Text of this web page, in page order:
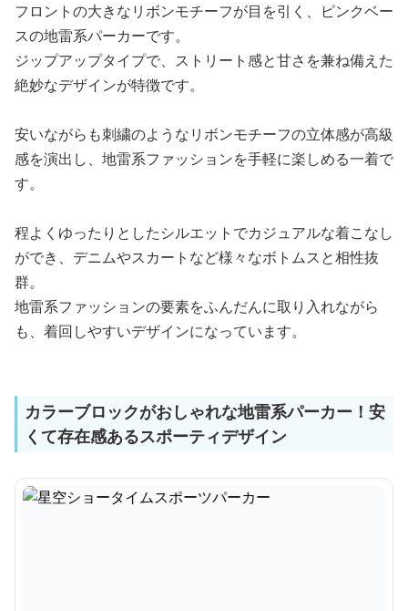
フロントの大きなリボンモチーフが目を引く、ピンクベー
スの地雷系パーカーです。
ジップアップタイプで、ストリート感と甘さを兼ね備えた
絶妙なデザインが特徴です。
安いながらも刺繍のようなリボンモチーフの立体感が高級
感を演出し、地雷系ファッションを手軽に楽しめる一着で
す。
程よくゆったりとしたシルエットでカジュアルな着こなし
ができ、デニムやスカートなど様々なボトムスと相性抜
群。
地雷系ファッションの要素をふんだんに取り入れながら
も、着回しやすいデザインになっています。
カラーブロックがおしゃれな地雷系パーカー！安
くて存在感あるスポーティデザイン